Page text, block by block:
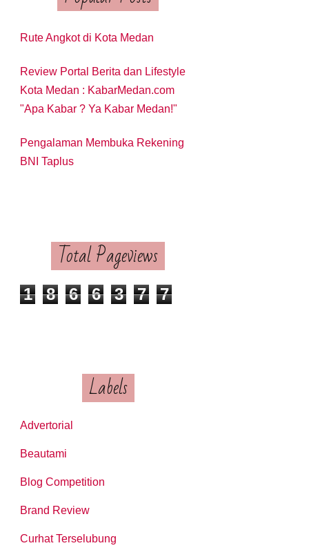
Rute Angkot di Kota Medan
Review Portal Berita dan Lifestyle
Kota Medan : KabarMedan.com
"Apa Kabar ? Ya Kabar Medan!"
Pengalaman Membuka Rekening
BNI Taplus
Total Pageviews
1 8 6 6 3 7 7
Labels
Advertorial
Beautami
Blog Competition
Brand Review
Curhat Terselubung